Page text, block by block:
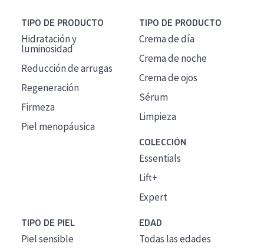
TIPO DE PRODUCTO
Hidratación y
luminosidad
Reducción de arrugas
Regeneración
Firmeza
Piel menopáusica
TIPO DE PRODUCTO
Crema de día
Crema de noche
Crema de ojos
Sérum
Limpieza
COLECCIÓN
Essentials
Lift+
Expert
TIPO DE PIEL
Piel sensible
EDAD
Todas las edades